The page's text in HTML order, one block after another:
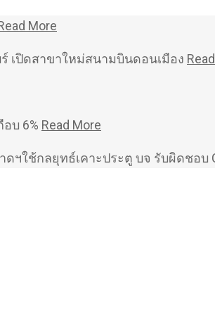
More
เปิดสาขาใหม่สนามบินดอนเมือง
บ 6% Read More
ฯใช้กลยุทธ์เคาะประตู บจ รับผิดชอบ